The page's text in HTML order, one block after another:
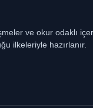
ve okur odaklı
ilkeleriyle hazırlanır.